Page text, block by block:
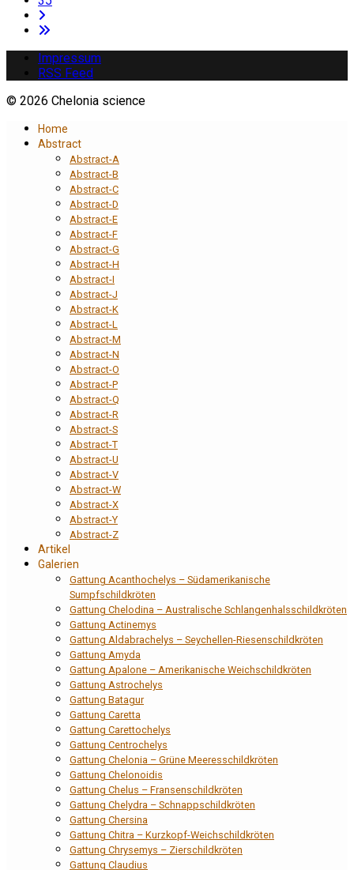
Impressum
RSS Feed
© 2026 Chelonia science
Home
Abstract
Abstract-A
Abstract-B
Abstract-C
Abstract-D
Abstract-E
Abstract-F
Abstract-G
Abstract-H
Abstract-I
Abstract-J
Abstract-K
Abstract-L
Abstract-M
Abstract-N
Abstract-O
Abstract-P
Abstract-Q
Abstract-R
Abstract-S
Abstract-T
Abstract-U
Abstract-V
Abstract-W
Abstract-X
Abstract-Y
Abstract-Z
Artikel
Galerien
Gattung Acanthochelys – Südamerikanische
Sumpfschildkröten
Gattung Chelodina – Australische Schlangenhalsschildkröten
Gattung Actinemys
Gattung Aldabrachelys – Seychellen-Riesenschildkröten
Gattung Amyda
Gattung Apalone – Amerikanische Weichschildkröten
Gattung Astrochelys
Gattung Batagur
Gattung Caretta
Gattung Carettochelys
Gattung Centrochelys
Gattung Chelonia – Grüne Meeresschildkröten
Gattung Chelonoidis
Gattung Chelus – Fransenschildkröten
Gattung Chelydra – Schnappschildkröten
Gattung Chersina
Gattung Chitra – Kurzkopf-Weichschildkröten
Gattung Chrysemys – Zierschildkröten
Gattung Claudius